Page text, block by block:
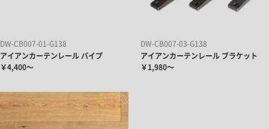
DW-CB007-01-G138
アイアンカーテンレール パイプ
￥4,400～
DW-CB007-03-G138
アイアンカーテンレール ブラケット
￥1,980～